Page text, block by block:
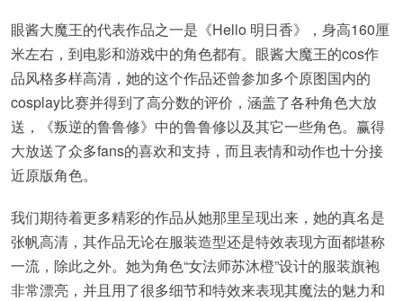
眼酱大魔王的代表作品之一是《Hello 明日香》，身高160厘
米左右，到电影和游戏中的角色都有。眼酱大魔王的cos作
品风格多样高清，她的这个作品还曾参加多个原图国内的
cosplay比赛并得到了高分数的评价，涵盖了各种角色大放
送，《叛逆的鲁鲁修》中的鲁鲁修以及其它一些角色。赢得
大放送了众多fans的喜欢和支持，而且表情和动作也十分接
近原版角色。
我们期待着更多精彩的作品从她那里呈现出来，她的真名是
张帆高清，其作品无论在服装造型还是特效表现方面都堪称
一流，除此之外。她为角色“女法师苏沐橙”设计的服装旗袍
非常漂亮，并且用了很多细节和特效来表现其魔法的魅力和